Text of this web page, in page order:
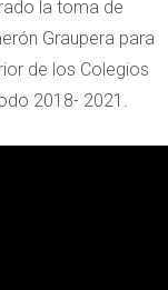
la toma de
Graupera para
de los Colegios
2018- 2021.